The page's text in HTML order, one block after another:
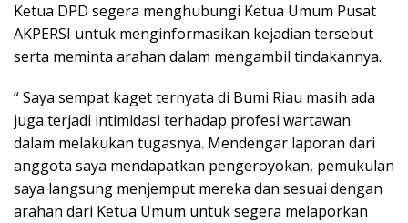
Ketua DPD segera menghubungi Ketua Umum Pusat
AKPERSI untuk menginformasikan kejadian tersebut
serta meminta arahan dalam mengambil tindakannya.
“ Saya sempat kaget ternyata di Bumi Riau masih ada
juga terjadi intimidasi terhadap profesi wartawan
dalam melakukan tugasnya. Mendengar laporan dari
anggota saya mendapatkan pengeroyokan, pemukulan
saya langsung menjemput mereka dan sesuai dengan
arahan dari Ketua Umum untuk segera melaporkan